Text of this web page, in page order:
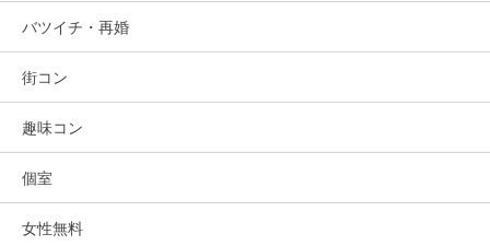
バツイチ・再婚
街コン
趣味コン
個室
女性無料